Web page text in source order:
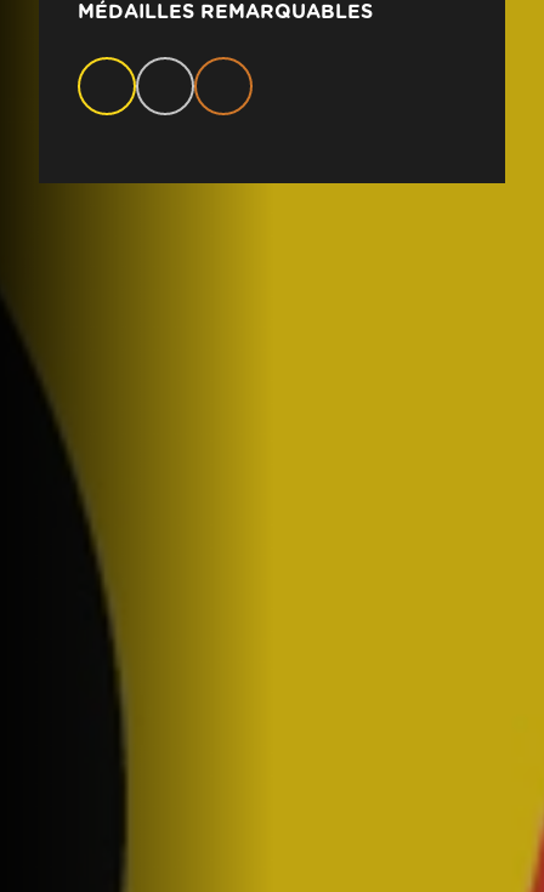
MÉDAILLES REMARQUABLES